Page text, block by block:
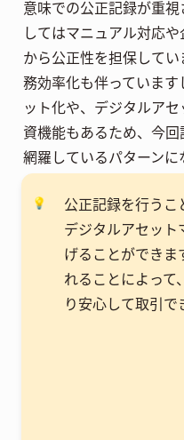
意味での公正記録が重
してはマニュアル対応
から公正性を担保して
務効率化も伴っていま
ット化や、デジタルア
資機能もあるため、今
網羅しているパターンに
💡
公正記録を行うこ
デジタルアセッ
げることができま
れることによって
り安心して取引で